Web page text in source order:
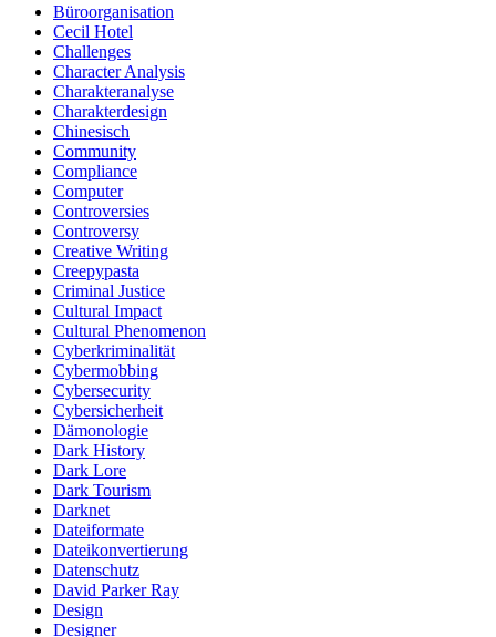
Büroorganisation
Cecil Hotel
Challenges
Character Analysis
Charakteranalyse
Charakterdesign
Chinesisch
Community
Compliance
Computer
Controversies
Controversy
Creative Writing
Creepypasta
Criminal Justice
Cultural Impact
Cultural Phenomenon
Cyberkriminalität
Cybermobbing
Cybersecurity
Cybersicherheit
Dämonologie
Dark History
Dark Lore
Dark Tourism
Darknet
Dateiformate
Dateikonvertierung
Datenschutz
David Parker Ray
Design
Designer